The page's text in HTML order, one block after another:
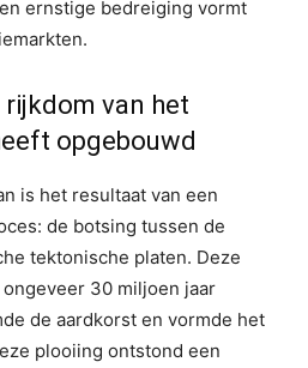
ernstige bedreiging vormt
rijkdom van het
opgebouwd
is het resultaat van een
de botsing tussen de
tektonische platen. Deze
30 miljoen jaar
de aardkorst en vormde het
plooiing ontstond een